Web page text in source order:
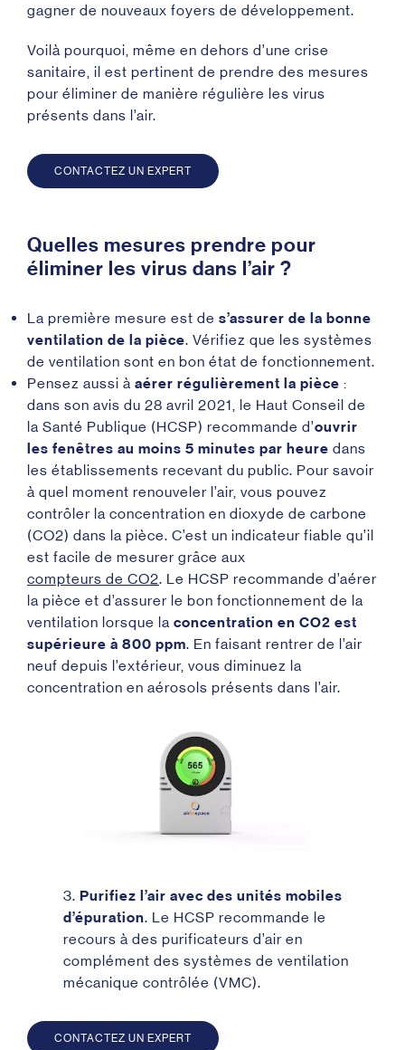
gagner de nouveaux foyers de développement.
Voilà pourquoi, même en dehors d’une crise
sanitaire, il est pertinent de prendre des mesures
pour éliminer de manière régulière les virus
présents dans l’air.
CONTACTEZ UN EXPERT
Quelles mesures prendre pour
éliminer les virus dans l’air ?
La première mesure est de s’assurer de la bonne
ventilation de la pièce. Vérifiez que les systèmes
de ventilation sont en bon état de fonctionnement.
Pensez aussi à aérer régulièrement la pièce :
dans son avis du 28 avril 2021, le Haut Conseil de
la Santé Publique (HCSP) recommande d’ouvrir
les fenêtres au moins 5 minutes par heure dans
les établissements recevant du public. Pour savoir
à quel moment renouveler l’air, vous pouvez
contrôler la concentration en dioxyde de carbone
(CO2) dans la pièce. C’est un indicateur fiable qu’il
est facile de mesurer grâce aux
compteurs de CO2. Le HCSP recommande d’aérer
la pièce et d’assurer le bon fonctionnement de la
ventilation lorsque la concentration en CO2 est
supérieure à 800 ppm. En faisant rentrer de l’air
neuf depuis l’extérieur, vous diminuez la
concentration en aérosols présents dans l’air.
3. Purifiez l’air avec des unités mobiles
d’épuration. Le HCSP recommande le
recours à des purificateurs d’air en
complément des systèmes de ventilation
mécanique contrôlée (VMC).
CONTACTEZ UN EXPERT